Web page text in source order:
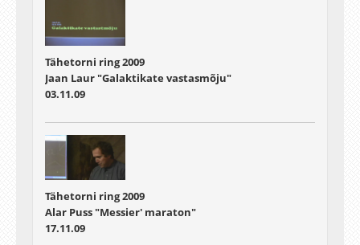
Tähetorni ring 2009
Jaan Laur "Galaktikate vastasmõju"
03.11.09
Tähetorni ring 2009
Alar Puss "Messier' maraton"
17.11.09